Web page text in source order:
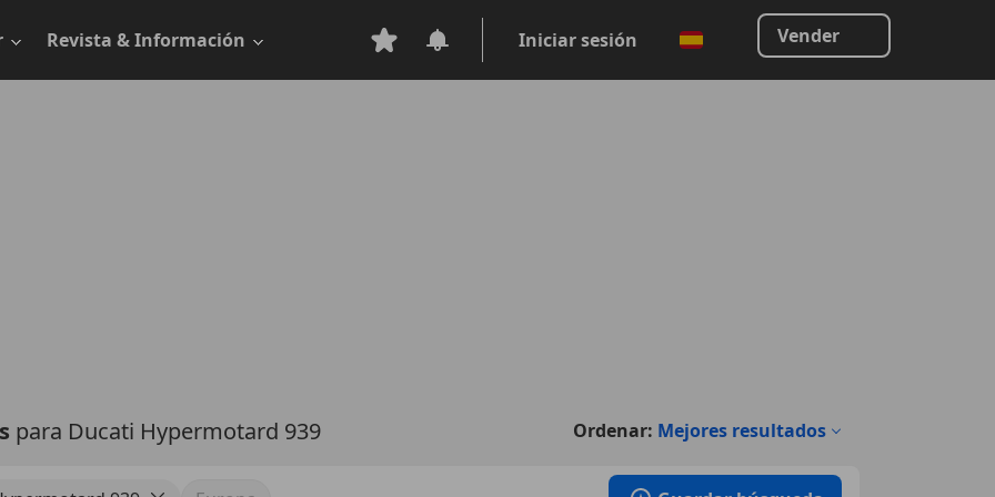
Revista & Información Iniciar sesión Vender
para Ducati Hypermotard 939 Ordenar: Mejores resultados